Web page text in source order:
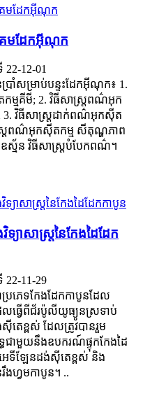
ែមដែកអ៊ីណុក
22-12-01
ាំសម្រាប់បន្ទះដែកអ៊ីណុក៖ 1.
ម្មគីមី; 2. វិធីសាស្រ្តពណ៌អុក
3. វិធីសាស្រ្តដាក់ពណ៌អុកស៊ីត
ត្រពណ៌អុកស៊ីតកម្ម សីតុណ្ហភាព
ស្ម័ន វិធីសាស្រ្តបំបែកពណ៌។
យាសាស្ត្រនៃកែងដៃដែក
22-11-29
រភេទកែងដែកកាបូនដែល
ធ្វើពីជ័រប៉ូលីយូធ្យូនស្រទាប់
តេខ្ពស់ ដែលត្រូវបានរួម
ធជាមួយនឹងឧបករណ៍ផ្ទុកកែងដៃ
េទីឡែនដង់ស៊ីតេខ្ពស់ និង
ហ្វមកាបូន។ ..